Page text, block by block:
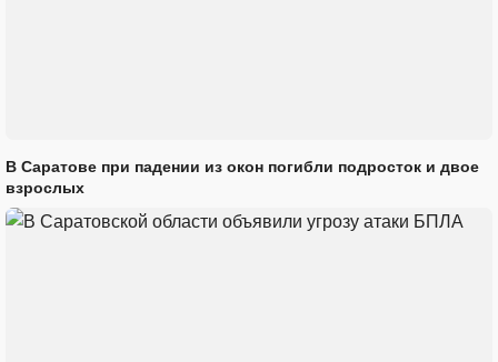
В Саратове при падении из окон погибли подросток и двое
взрослых